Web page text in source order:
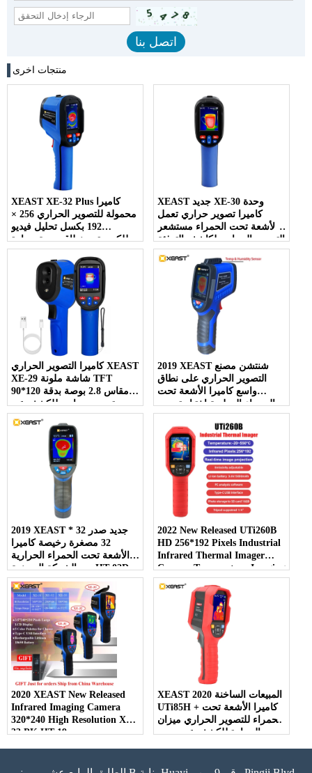
منتجات اخرى
XEAST XE-32 Plus كاميرا
محمولة للتصوير الحراري 256 ×
192 بكسل تحليل فيديو
للكمبيوتر - نطاق درجة حرارة
20 ~ 550 درجة مئوية جديد
XEAST جديد XE-30 وحدة
كاميرا تصوير حراري تعمل
بالأشعة تحت الحمراء مستشعر
التصوير الحراري لكاشف التدفئة
الأرضية درجة الحرارة
البلاستيكية
كاميرا التصوير الحراري XEAST
XE-29 شاشة ملونة TFT
مقاس 2.8 بوصة بدقة 120*90
تصوير حراري للكشف عن
التسربات في الأنابيب والجدران
2019 XEAST شنتشن مصنع
التصوير الحراري على نطاق
واسع كاميرا الأشعة تحت
الحمراء الرطوبة اختبار تصوير
XE-27
2019 XEAST جديد صدر 32 *
32 مصغرة رخيصة كاميرا
الأشعة تحت الحمراء الحرارية
من الشركة المصنعة HT-02D
واجهة USB
2022 New Released UTi260B
HD 256*192 Pixels Industrial
Infrared Thermal Imager
Camera Temperature Imaging
Circuit Electrical
Maintenance
2020 XEAST New Released
Infrared Imaging Camera
320*240 High Resolution XE-
33 PK HT-19
XEAST 2020 المبيعات الساخنة
UTi85H + كاميرا الأشعة تحت
الحمراء للتصوير الحراري ميزان
الحرارة للكشف عن جسم